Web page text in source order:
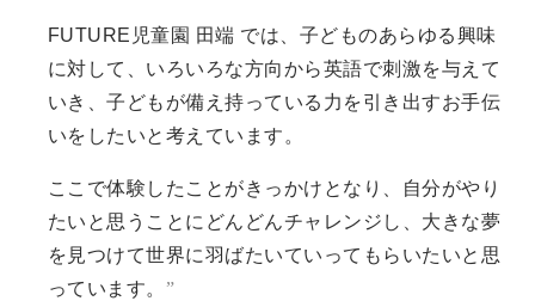
FUTURE児童園 田端 では、子どものあらゆる興味
に対して、いろいろな方向から英語で刺激を与えて
いき、子どもが備え持っている力を引き出すお手伝
いをしたいと考えています。
ここで体験したことがきっかけとなり、自分がやり
たいと思うことにどんどんチャレンジし、大きな夢
を見つけて世界に羽ばたいていってもらいたいと思
っています。